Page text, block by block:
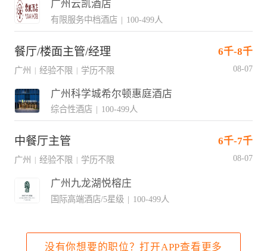
广州云凯酒店
有限服务中档酒店 | 100-499人
餐厅/楼面主管/经理 6千-8千
广州 | 经验不限 | 学历不限 08-07
广州科学城希尔顿惠庭酒店
综合性酒店 | 100-499人
中餐厅主管 6千-7千
广州 经验不限 学历不限 08-07
广州九龙湖悦榕庄
国际高端酒店/5星级 | 100-499人
没有你想要的职位？打开APP查看更多